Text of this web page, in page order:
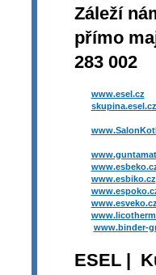
Záleží
přímo
283 002
www.esel.cz
skupina.esel.cz
www.esbiko.cz
www.esveko.cz
www.binder-
ESEL |